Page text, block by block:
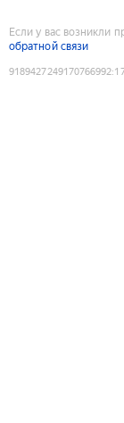
Если у вас возникли
обратной связи
9189427249170766992: